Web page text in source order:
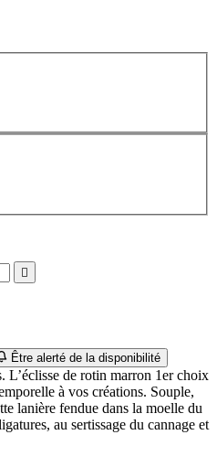

Être alerté de la disponibilité
L’éclisse de rotin marron 1er choix
à vos créations. Souple,
lanière fendue dans la moelle du
au sertissage du cannage et